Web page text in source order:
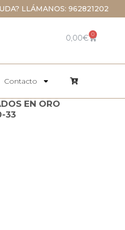
LLÁMANOS: 962821202
0,00€ 0
Contacto
EN ORO
33